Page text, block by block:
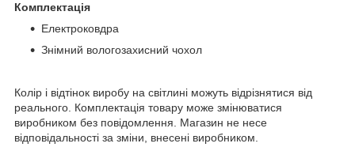
Комплектація
Електроковдра
Знімний вологозахисний чохол
Колір і відтінок виробу на світлині можуть відрізнятися від
реального. Комплектація товару може змінюватися
виробником без повідомлення. Магазин не несе
відповідальності за зміни, внесені виробником.